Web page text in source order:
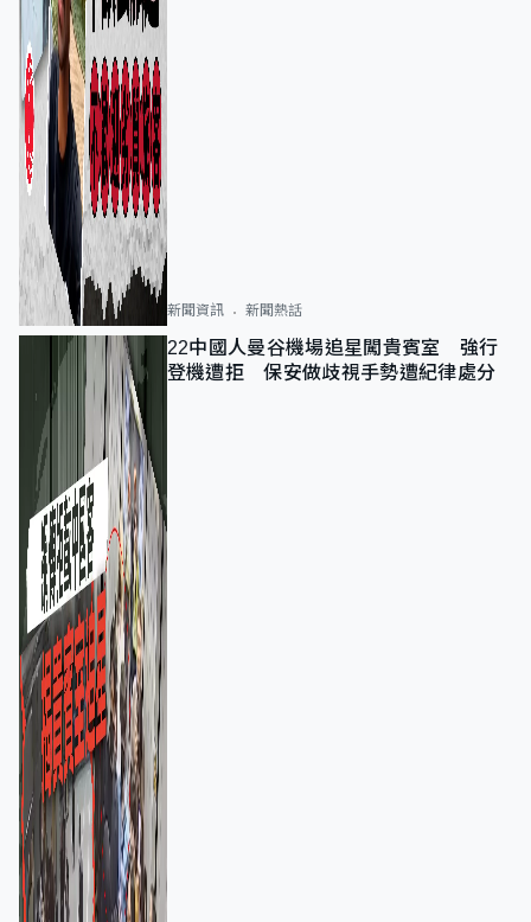
新聞資訊 新聞熱話
22中國人曼谷機場追星闖貴賓室 強行
登機遭拒 保安做歧視手勢遭紀律處分